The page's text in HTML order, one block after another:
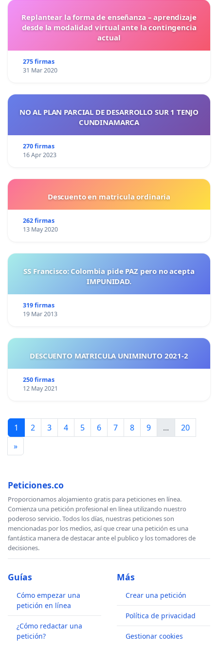
Replantear la forma de enseñanza – aprendizaje
desde la modalidad virtual ante la contingencia
actual
275 firmas
31 Mar 2020
NO AL PLAN PARCIAL DE DESARROLLO SUR 1 TENJO
CUNDINAMARCA
270 firmas
16 Apr 2023
Descuento en matricula ordinaria
262 firmas
13 May 2020
SS Francisco: Colombia pide PAZ pero no acepta
IMPUNIDAD.
319 firmas
19 Mar 2013
DESCUENTO MATRICULA UNIMINUTO 2021-2
250 firmas
12 May 2021
1 2 3 4 5 6 7 8 9 ...
20
»
Peticiones.co
Proporcionamos alojamiento gratis para peticiones en línea.
Comienza una petición profesional en línea utilizando nuestro
poderoso servicio. Todos los días, nuestras peticiones son
mencionadas por los medios, así que crear una petición es una
fantástica manera de destacar ante el publico y los tomadores de
decisiones.
Guías
Cómo empezar una
petición en línea
¿Cómo redactar una
petición?
Más
Crear una petición
Política de privacidad
Gestionar cookies